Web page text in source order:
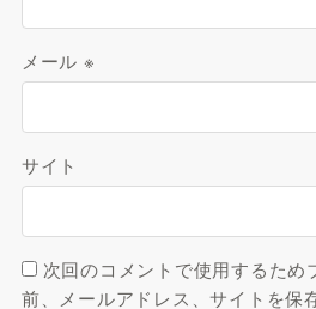
メール ※
サイト
次回のコメントで使用するため
前、メールアドレス、サイトを保